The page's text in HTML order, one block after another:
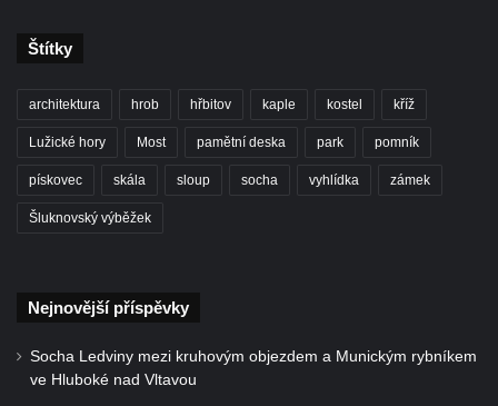
Hrob Theodora Sommera na hřbitově v
Benešově nad Ploučnicí
Hrob Wendelina Janiche na hřbitově v
Hrob Franze Wünsche na hřbitově v
Pamětní desky obětem 1. světové války v
Štítky
architektura hrob hřbitov kaple kostel kříž
Lužické hory Most pamětní deska park pomník
pískovec skála sloup socha vyhlídka zámek
Šluknovský výběžek
Nejnovější příspěvky
Socha Ledviny mezi kruhovým objezdem a Munickým rybníkem
ve Hluboké nad Vltavou